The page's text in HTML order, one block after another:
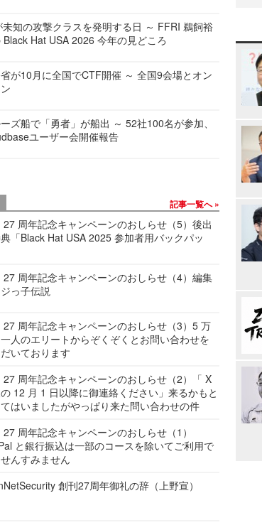
未知の攻撃クラスを発明する日 ～ FFRI 鵜飼裕
Black Hat USA 2026 今年の見どころ
が10月に全国でCTF開催 ～ 全国9会場とオン
ズ船で「勇者」が船出 ～ 52社100名が参加、
ユーザー会開催報告
記事一覧へ
27 周年記念キャンペーンのおしらせ（5）後出
「Black Hat USA 2025 参加者用バックパッ
27 周年記念キャンペーンのおしらせ（4）編集
っ子伝説
27 周年記念キャンペーンのおしらせ（3）5 万
人のエリートからぞくぞくとお問い合わせを
いております
27 周年記念キャンペーンのおしらせ（2）「 X
12 月 1 日以降に御連絡ください」来るかもと
はいましたがやっぱり来た問い合わせの件
27 周年記念キャンペーンのおしらせ（1）
と銀行振込は一部のコースを除いてご利用で
んすみません
創刊27周年御礼の辞（上野宣）